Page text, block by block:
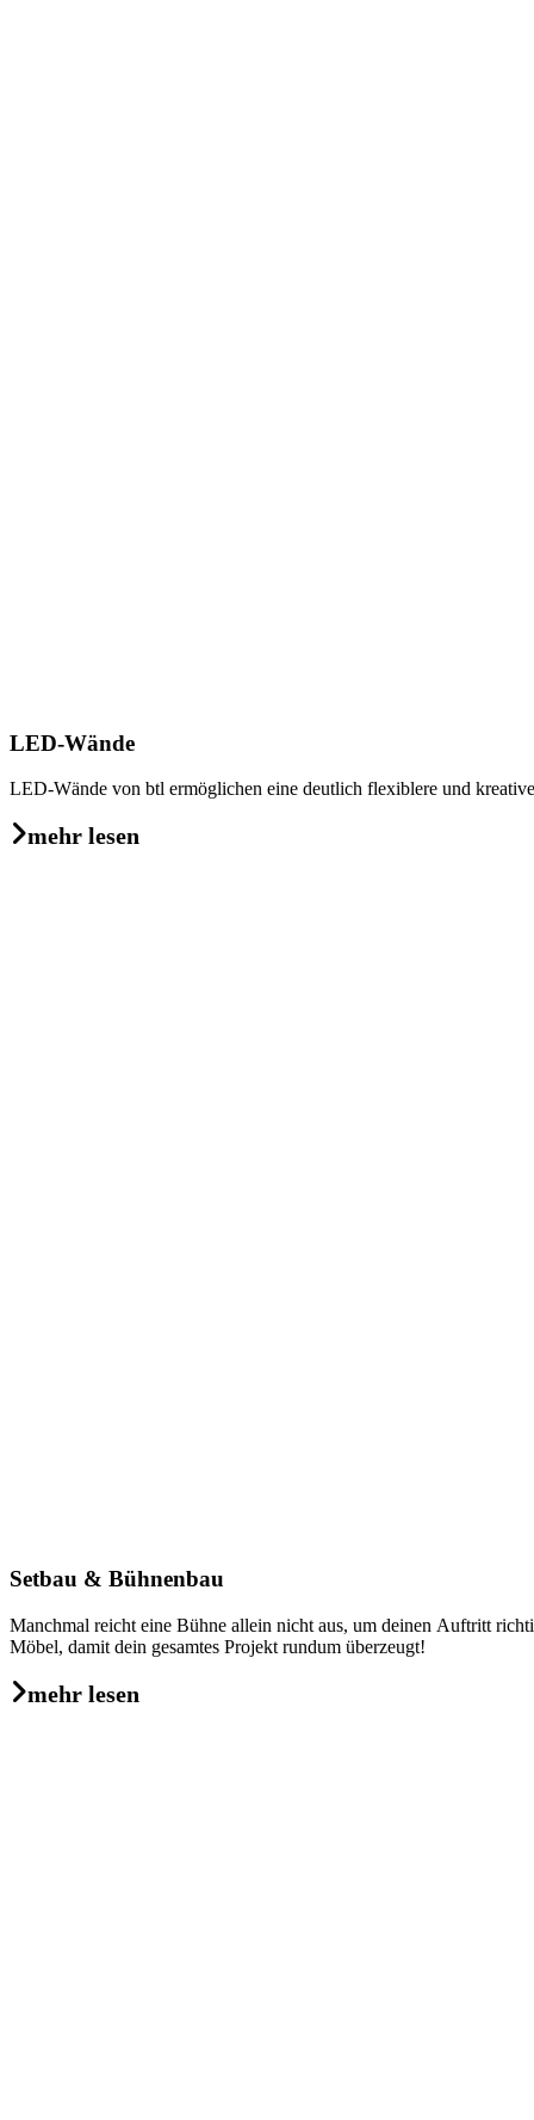
LED-Wände
LED-Wände von btl ermöglichen eine deutlich flexiblere und
mehr lesen
Setbau & Bühnenbau
Manchmal reicht eine Bühne allein nicht aus, um deinen Auftritt
Möbel, damit dein gesamtes Projekt rundum überzeugt!
mehr lesen